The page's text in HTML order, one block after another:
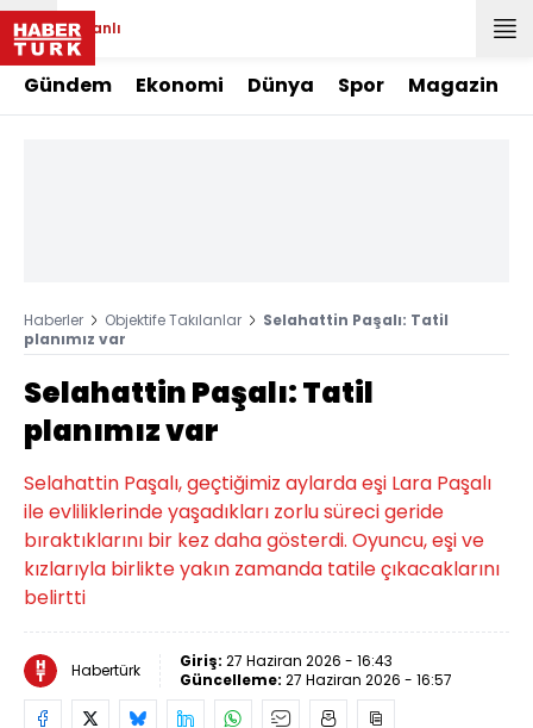
Canlı
Gündem Ekonomi Dünya Spor Magazin
Haberler Objektife Takılanlar
Selahattin Paşalı: Tatil
planımız var
Selahattin Paşalı: Tatil
planımız var
Selahattin Paşalı, geçtiğimiz aylarda eşi Lara Paşalı
ile evliliklerinde yaşadıkları zorlu süreci geride
bıraktıklarını bir kez daha gösterdi. Oyuncu, eşi ve
kızlarıyla birlikte yakın zamanda tatile çıkacaklarını
belirtti
Habertürk Giriş: 27 Haziran 2026 - 16:43
Güncelleme: 27 Haziran 2026 - 16:57